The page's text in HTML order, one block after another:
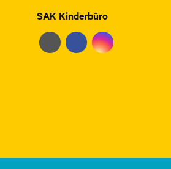
SAK Kinderbüro